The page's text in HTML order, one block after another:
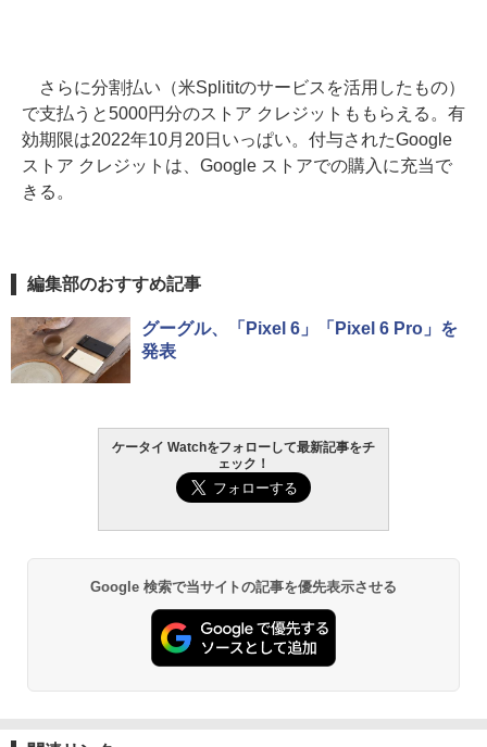
さらに分割払い（米Splititのサービスを活用したもの）
で支払うと5000円分のストア クレジットももらえる。有
効期限は2022年10月20日いっぱい。付与されたGoogle
ストア クレジットは、Google ストアでの購入に充当で
きる。
編集部のおすすめ記事
グーグル、「Pixel 6」「Pixel 6 Pro」を
発表
ケータイ Watchをフォローして最新記事をチ
ェック！
Google 検索で当サイトの記事を優先表示させる